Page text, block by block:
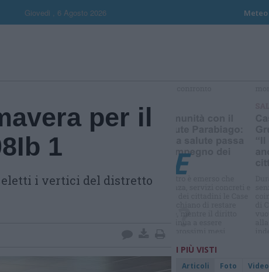
Giovedi , 6 Agosto 2026 Meteo
per il
1
eletti i vertici del distretto
I PIÙ VISTI
Articoli Foto Video